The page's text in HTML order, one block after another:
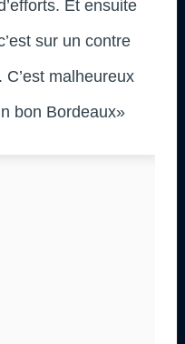
Et ensuite
sur un contre
C’est malheureux
bon Bordeaux»